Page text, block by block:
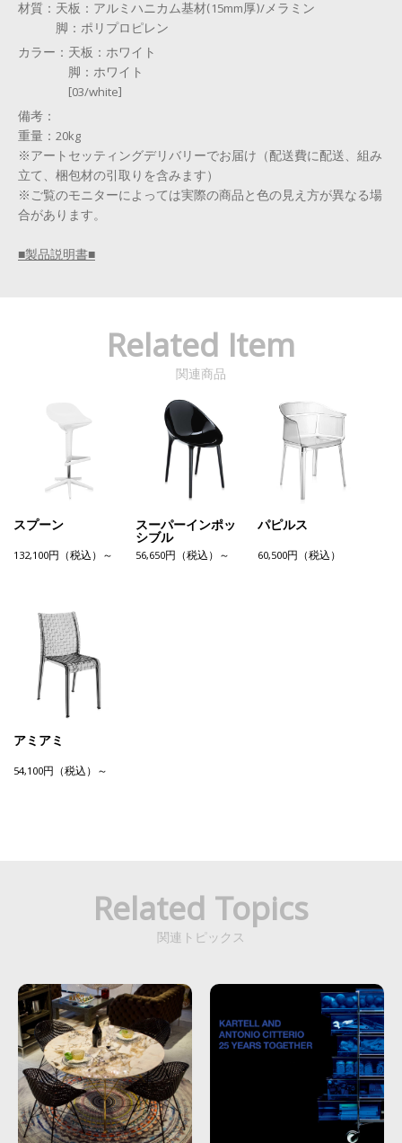
材質： 天板：アルミハニカム基材(15mm厚)/メラミン
脚：ポリプロピレン
カラー： 天板：ホワイト
脚：ホワイト
[03/white]
備考：
重量：20kg
※アートセッティングデリバリーでお届け（配送費に配送、組み
立て、梱包材の引取りを含みます）
※ご覧のモニターによっては実際の商品と色の見え方が異なる場
合があります。
■製品説明書■
Related Item
関連商品
スプーン
132,100円（税込）～
スーパーインポッ
シブル
56,650円（税込）～
パピルス
60,500円（税込）
アミアミ
54,100円（税込）～
Related Topics
関連トピックス